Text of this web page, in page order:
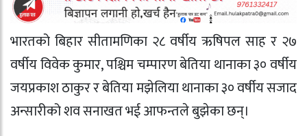
भारतको बिहार सीतामणिका २८ वर्षीय ऋषिपल साह र २७
वर्षीय विवेक कुमार, पश्चिम चम्पारण बेतिया थानाका ३० वर्षीय
जयप्रकाश ठाकुर र बेतिया मझेलिया थानाका ३० वर्षीय सजाद
अन्सारीको शव सनाखत भई आफन्तले बुझेका छन्।